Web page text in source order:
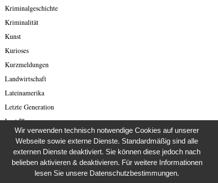
Kriminalgeschichte
Kriminalität
Kunst
Kurioses
Kurzmeldungen
Landwirtschaft
Lateinamerika
Letzte Generation
Lost Places
Lotterie
Love und Dating Scam
Mars
Menschenrechte
Wir verwenden technisch notwendige Cookies auf unserer
Webseite sowie externe Dienste. Standardmäßig sind alle
externen Dienste deaktiviert. Sie können diese jedoch nach
belieben aktivieren & deaktivieren. Für weitere Informationen
lesen Sie unsere Datenschutzbestimmungen.